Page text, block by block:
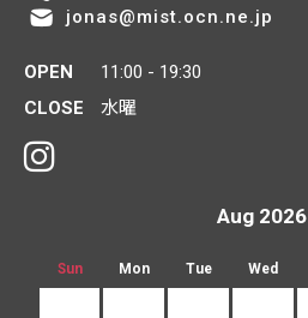
jonas@mist.ocn.ne.jp
OPEN
11:00 - 19:30
CLOSE
水曜
Aug 2026
Sun Mon Tue Wed